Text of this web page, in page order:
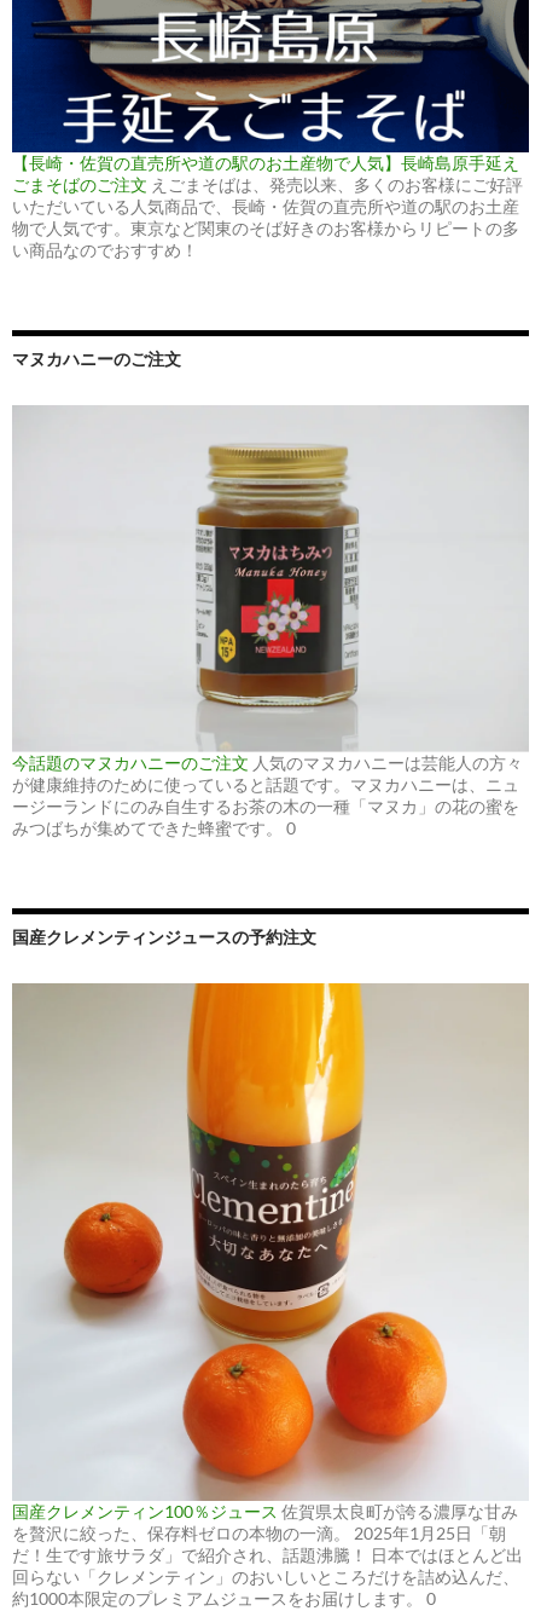
【長崎・佐賀の直売所や道の駅のお土産物で人気】長崎島原手延え
ごまそばのご注文 えごまそばは、発売以来、多くのお客様にご好評
いただいている人気商品で、長崎・佐賀の直売所や道の駅のお土産
物で人気です。東京など関東のそば好きのお客様からリピートの多
い商品なのでおすすめ！
マヌカハニーのご注文
今話題のマヌカハニーのご注文 人気のマヌカハニーは芸能人の方々
が健康維持のために使っていると話題です。マヌカハニーは、ニュ
ージーランドにのみ自生するお茶の木の一種「マヌカ」の花の蜜を
みつばちが集めてできた蜂蜜です。 0
国産クレメンティンジュースの予約注文
国産クレメンティン100％ジュース 佐賀県太良町が誇る濃厚な甘み
を贅沢に絞った、保存料ゼロの本物の一滴。 2025年1月25日「朝
だ！生です旅サラダ」で紹介され、話題沸騰！ 日本ではほとんど出
回らない「クレメンティン」のおいしいところだけを詰め込んだ、
約1000本限定のプレミアムジュースをお届けします。 0